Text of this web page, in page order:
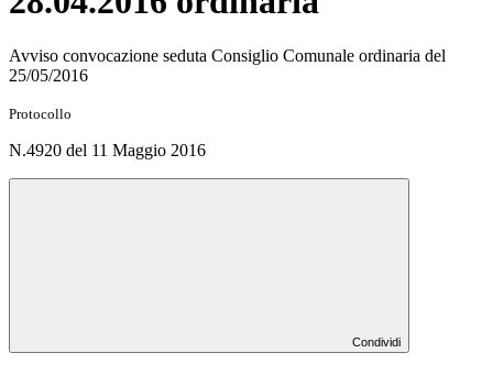
Avviso convocazione seduta Consiglio Comunale ordinaria del
25/05/2016
Protocollo
N.4920 del 11 Maggio 2016
Condividi